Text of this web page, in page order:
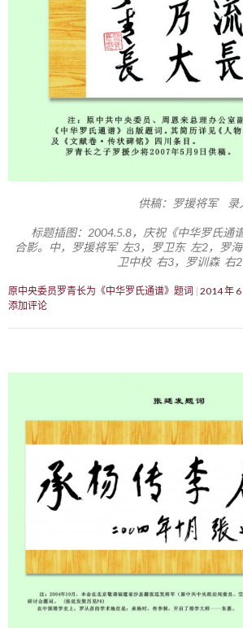
供稿：罗援将军
标题插图：2004.5.8，庆祝《中华罗氏通
合影。中，罗援将军 左3，罗卫东 左2，罗
卫中校 右3，罗训森 右
原中央委员罗青长为《中华罗氏通谱》题词 2014 年 6
添加评论